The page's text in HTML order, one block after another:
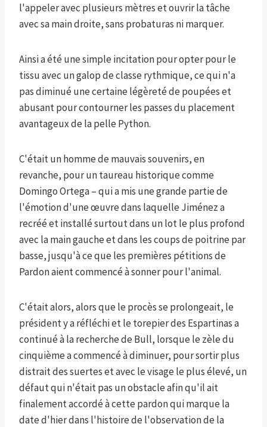
l'appeler avec plusieurs mètres et ouvrir la tâche
avec sa main droite, sans probaturas ni marquer.
Ainsi a été une simple incitation pour opter pour le
tissu avec un galop de classe rythmique, ce qui n'a
pas diminué une certaine légèreté de poupées et
abusant pour contourner les passes du placement
avantageux de la pelle Python.
C'était un homme de mauvais souvenirs, en
revanche, pour un taureau historique comme
Domingo Ortega – qui a mis une grande partie de
l'émotion d'une œuvre dans laquelle Jiménez a
recréé et installé surtout dans un lot le plus profond
avec la main gauche et dans les coups de poitrine par
basse, jusqu'à ce que les premières pétitions de
Pardon aient commencé à sonner pour l'animal.
C'était alors, alors que le procès se prolongeait, le
président y a réfléchi et le torepier des Espartinas a
continué à la recherche de Bull, lorsque le zèle du
cinquième a commencé à diminuer, pour sortir plus
distrait des suertes et avec le visage le plus élevé, un
défaut qui n'était pas un obstacle afin qu'il ait
finalement accordé à cette pardon qui marque la
date d'hier dans l'histoire de l'observation de la